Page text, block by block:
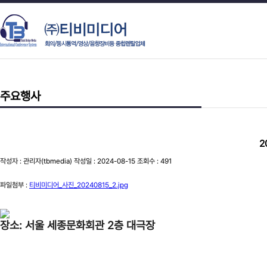
주요행사
작성자 : 관리자(tbmedia) 작성일 : 2024-08-15 조회수 : 491
파일첨부 : 티비미디어_사진_20240815_2.jpg
장소: 서울 세종문화회관 2층 대극장